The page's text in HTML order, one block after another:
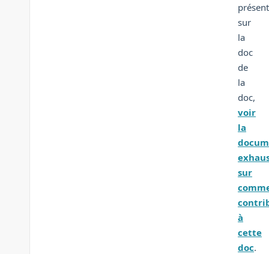
sur
la
doc
de
la
doc,
voir
la
sur
à
cette
doc.